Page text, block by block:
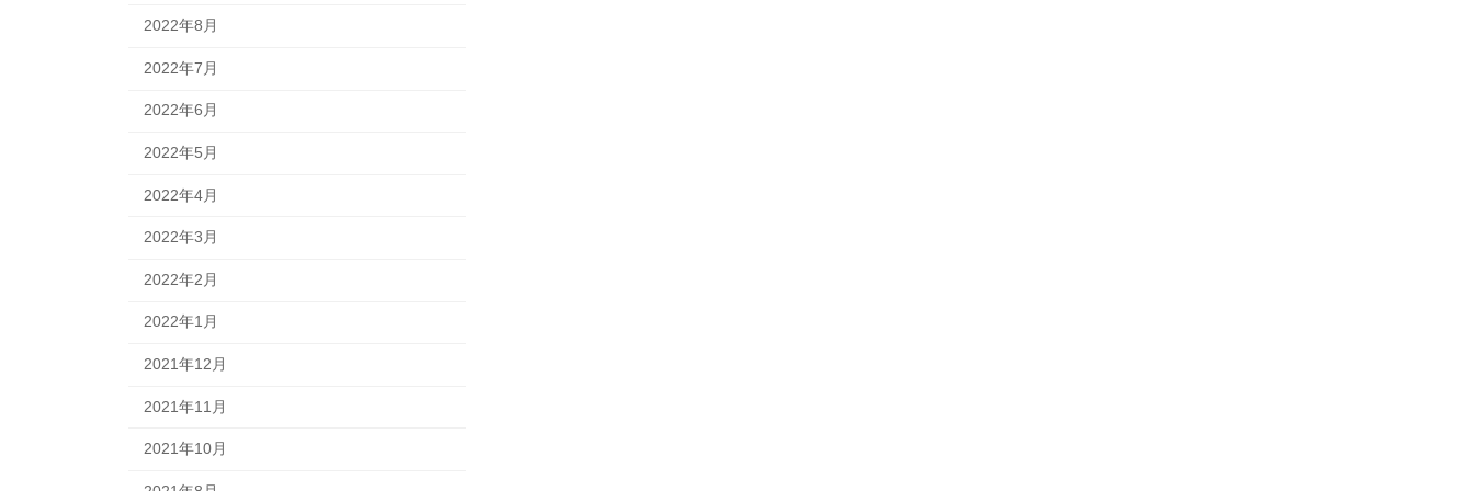
2022年8月
2022年7月
2022年6月
2022年5月
2022年4月
2022年3月
2022年2月
2022年1月
2021年12月
2021年11月
2021年10月